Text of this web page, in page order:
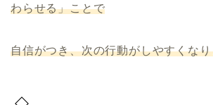
わらせる」ことで
自信がつき、次の行動がしやすくな